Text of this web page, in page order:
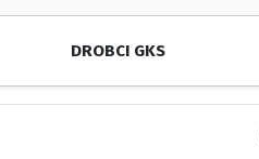
DROBCI GKS